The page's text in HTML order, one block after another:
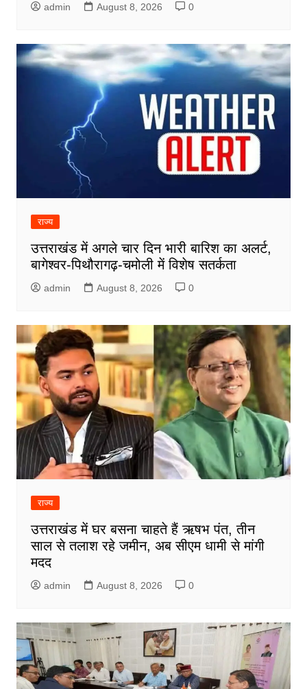
admin August 8, 2026 0
राज्य
उत्तराखंड में अगले चार दिन भारी बारिश का अलर्ट,
बागेश्वर-पिथौरागढ़-चमोली में विशेष सतर्कता
admin August 8, 2026 0
राज्य
उत्तराखंड में घर बसना चाहते हैं ऋषभ पंत, तीन
साल से तलाश रहे जमीन, अब सीएम धामी से मांगी
मदद
admin August 8, 2026 0